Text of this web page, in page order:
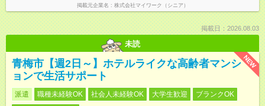
掲載元企業名 株式会社マイワーク（シニア）
掲載日：2026.08.03
未読
NEW
青梅市【週2日～】ホテルライクな高齢者マンシ
ョンで生活サポート
派遣 職種未経験OK 社会人未経験OK 大学生歓迎
ブランクOK